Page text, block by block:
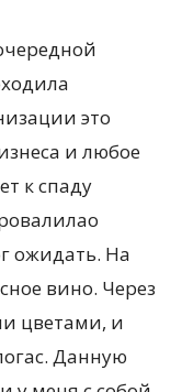
это
и любое
к спаду
ожидать. На
вино. Через
цветами, и
Данную